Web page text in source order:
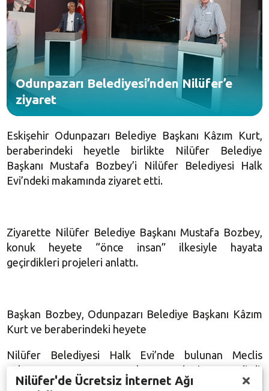
Odunpazarı Belediyesi’nden Nilüfer’e
ziyaret
Eskişehir Odunpazarı Belediye Başkanı Kâzım Kurt,
beraberindeki heyetle birlikte Nilüfer Belediye
Başkanı Mustafa Bozbey’i Nilüfer Belediyesi Halk
Evi’ndeki makamında ziyaret etti.
Ziyarette Nilüfer Belediye Başkanı Mustafa Bozbey,
konuk heyete “önce insan” ilkesiyle hayata
geçirdikleri projeleri anlattı.
Başkan Bozbey, Odunpazarı Belediye Başkanı Kâzım
Kurt ve beraberindeki heyete
Nilüfer Belediyesi Halk Evi’nde bulunan Meclis
Salonu ve Basın Toplantı Odası’nı gezdirdi.
Odunpazarı Belediye Başkanı Kurt, Nilüfer’i ve Halk
Nilüfer'de Ücretsiz İnternet Ağı